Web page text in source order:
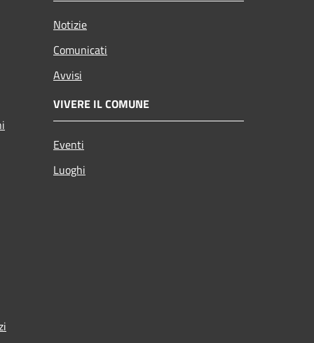
Notizie
Comunicati
Avvisi
VIVERE IL COMUNE
Eventi
Luoghi